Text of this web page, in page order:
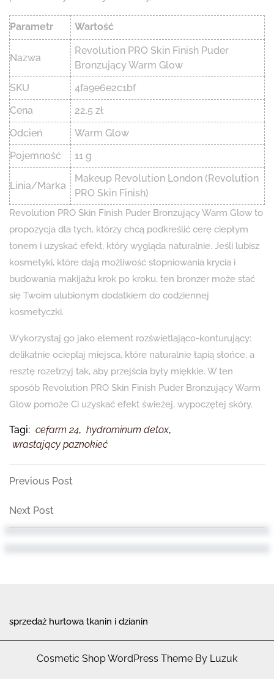
Parametr Wartość
Nazwa
Revolution PRO Skin Finish Puder
Bronzujący Warm Glow
SKU
4fa9e6e2c1bf
Cena
22.5 zł
Odcień
Warm Glow
Pojemność
11 g
Linia/Marka
Makeup Revolution London (Revolution
PRO Skin Finish)
Revolution PRO Skin Finish Puder Bronzujący Warm Glow to
propozycja dla tych, którzy chcą podkreślić cerę ciepłym
tonem i uzyskać efekt, który wygląda naturalnie. Jeśli lubisz
kosmetyki, które dają możliwość stopniowania krycia i
budowania makijażu krok po kroku, ten bronzer może stać
się Twoim ulubionym dodatkiem do codziennej
kosmetyczki.
Wykorzystaj go jako element rozświetlająco-konturujący:
delikatnie ocieplaj miejsca, które naturalnie łapią słońce, a
resztę rozetrzyj tak, aby przejścia były miękkie. W ten
sposób Revolution PRO Skin Finish Puder Bronzujący Warm
Glow pomoże Ci uzyskać efekt świeżej, wypoczętej skóry.
Tagi: cefarm 24, hydrominum detox,
wrastający paznokieć
Nawigacja
wpisu
Previous
Previous Post
Next
Post
Next Post
sprzedaż hurtowa tkanin i dzianin
Cosmetic Shop WordPress Theme By Luzuk